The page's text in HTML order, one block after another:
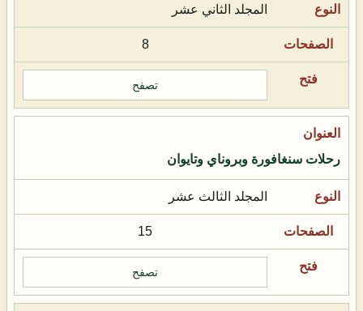
المجلد الثاني عشر
8
تصفح
رحلات سنغافورة وبروناي وتايوان
المجلد الثالث عشر
15
تصفح